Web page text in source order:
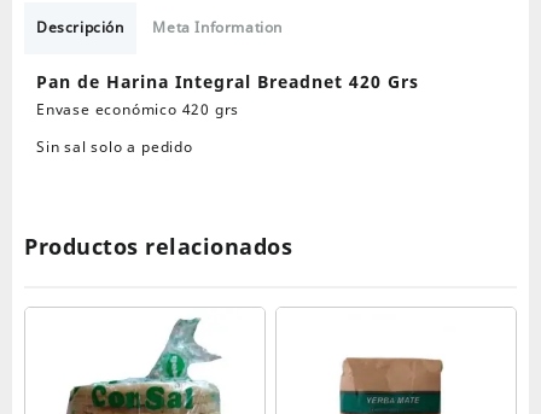
Integral
420
Grs
Descripción Meta Information
Pan de Harina Integral Breadnet 420 Grs
Envase económico 420 grs
Sin sal solo a pedido
Productos relacionados